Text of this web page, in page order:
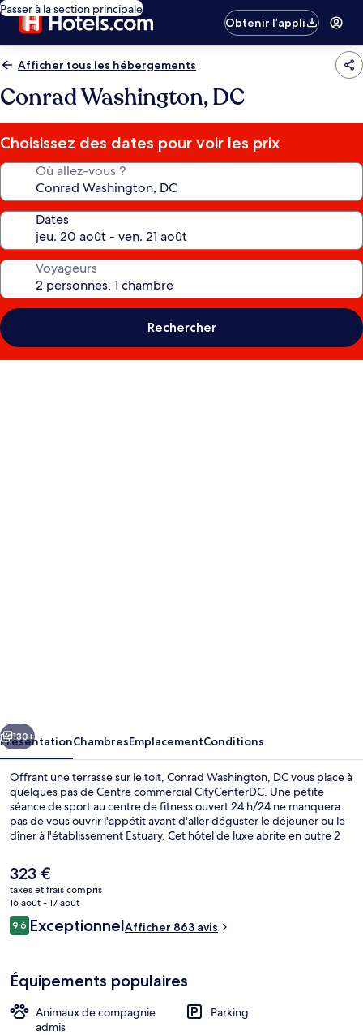
Passer à la section principale
Obtenir l’appli
Afficher tous les hébergements
Conrad Washington, DC
Choisissez des dates pour voir les prix
Où allez-vous ?
Dates
Voyageurs
Rechercher
Suivant
130+
PrésentationChambresEmplacementConditions
Offrant une terrasse sur le toit, Conrad Washington, DC vous place à
quelques pas de Centre commercial CityCenterDC. Une petite
séance de sport au centre de fitness ouvert 24 h/24 ne manquera
pas de vous ouvrir l'appétit avant d'aller déguster le déjeuner ou le
dîner à l'établissement Estuary. Cet hôtel de luxe abrite en outre 2
personnel attentionné et la présentation générale remportent un vif
succès auprès des autres voyageurs. Les transports publics se
situent à une courte distance à pied : Station de métro Center est à
6 min et Station de métro McPherson Square, à 8 min.
Le
prix
actuel
est
de
323 €
taxes et frais compris
16 août - 17 août
Avis
voyageurs
9,69,6 sur 10
ExceptionnelAfficher 863 avis
Équipements populaires
Animaux de compagnie
admis
Parking